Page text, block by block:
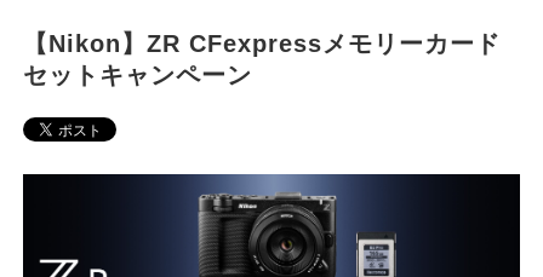
【Nikon】ZR CFexpressメモリーカード
セットキャンペーン